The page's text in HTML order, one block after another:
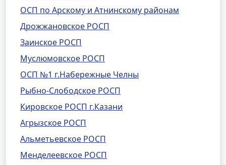
ОСП по Арскому и Атнинскому районам
Дрожжановское РОСП
Заинское РОСП
Муслюмовское РОСП
ОСП №1 г.Набережные Челны
Рыбно-Слободское РОСП
Кировское РОСП г.Казани
Агрызское РОСП
Альметьевское РОСП
Менделеевское РОСП